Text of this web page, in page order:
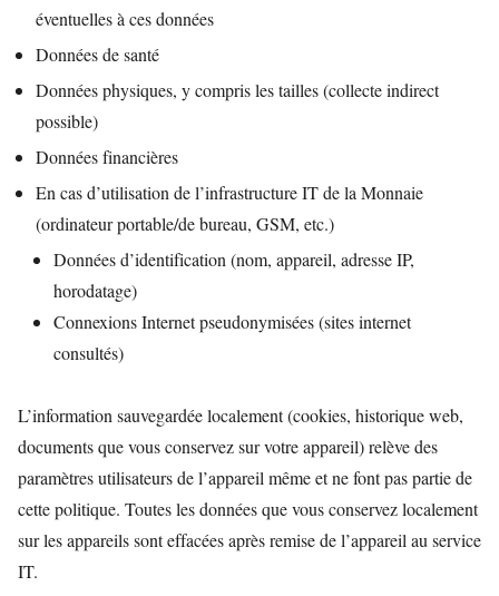
éventuelles à ces données
Données de santé
Données physiques, y compris les tailles (collecte indirect
possible)
Données financières
En cas d’utilisation de l’infrastructure IT de la Monnaie
(ordinateur portable/de bureau, GSM, etc.)
Données d’identification (nom, appareil, adresse IP,
horodatage)
Connexions Internet pseudonymisées (sites internet
consultés)
L’information sauvegardée localement (cookies, historique web,
documents que vous conservez sur votre appareil) relève des
paramètres utilisateurs de l’appareil même et ne font pas partie de
cette politique. Toutes les données que vous conservez localement
sur les appareils sont effacées après remise de l’appareil au service
IT.